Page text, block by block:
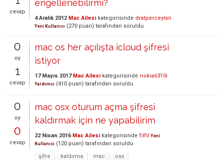
cevap
engellenebilirmi?
4 Aralık 2012 Mac Ailesi kategorisinde dralperceylan
Yeni Kullanıcı (270 puan) tarafından soruldu
0
oy
1
cevap
mac os her açılışta icloud şifresi
istiyor
17 Mayıs 2017 Mac Ailesi kategorisinde nokia6310i
Yardımcı (410 puan) tarafından soruldu
0
oy
0
cevap
mac osx oturum açma şifresi
kaldırmak için ne yapabilirim
22 Nisan 2016 Mac Ailesi kategorisinde filfil Yeni
Kullanıcı (120 puan) tarafından soruldu
şifre
kaldırma mac osx